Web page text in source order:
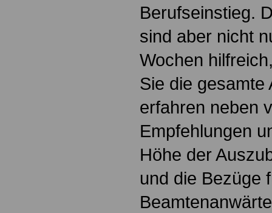
Berufseinstieg.
sind aber nicht
Wochen
Sie die gesamte
erfahren neben
Empfehlungen
Höhe der
und die Bezüge